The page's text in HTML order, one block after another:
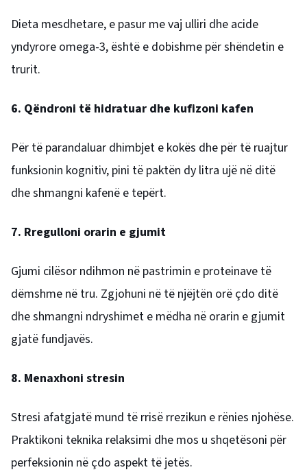
Dieta mesdhetare, e pasur me vaj ulliri dhe acide
yndyrore omega-3, është e dobishme për shëndetin e
trurit.
6. Qëndroni të hidratuar dhe kufizoni kafen
Për të parandaluar dhimbjet e kokës dhe për të ruajtur
funksionin kognitiv, pini të paktën dy litra ujë në ditë
dhe shmangni kafenë e tepërt.
7. Rregulloni orarin e gjumit
Gjumi cilësor ndihmon në pastrimin e proteinave të
dëmshme në tru. Zgjohuni në të njëjtën orë çdo ditë
dhe shmangni ndryshimet e mëdha në orarin e gjumit
gjatë fundjavës.
8. Menaxhoni stresin
Stresi afatgjatë mund të rrisë rrezikun e rënies njohëse.
Praktikoni teknika relaksimi dhe mos u shqetësoni për
perfeksionin në çdo aspekt të jetës.